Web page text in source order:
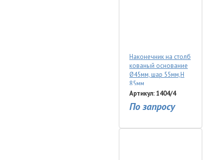
Наконечник на столб
кованый основание
Ø45мм, шар 55мм,Н
85мм
Артикул: 1404/4
По запросу